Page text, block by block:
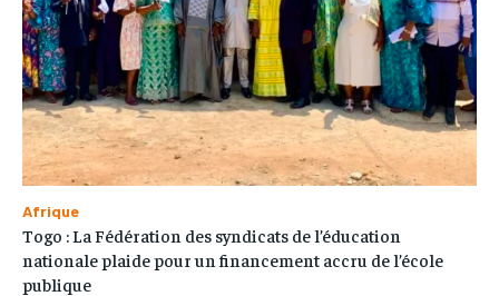
Afrique
Togo : La Fédération des syndicats de l’éducation
nationale plaide pour un financement accru de l’école
publique